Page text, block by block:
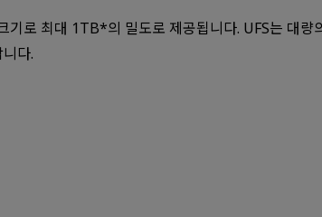
기로 최대 1TB*의 밀도로 제공됩니다. UFS는 대량
다.